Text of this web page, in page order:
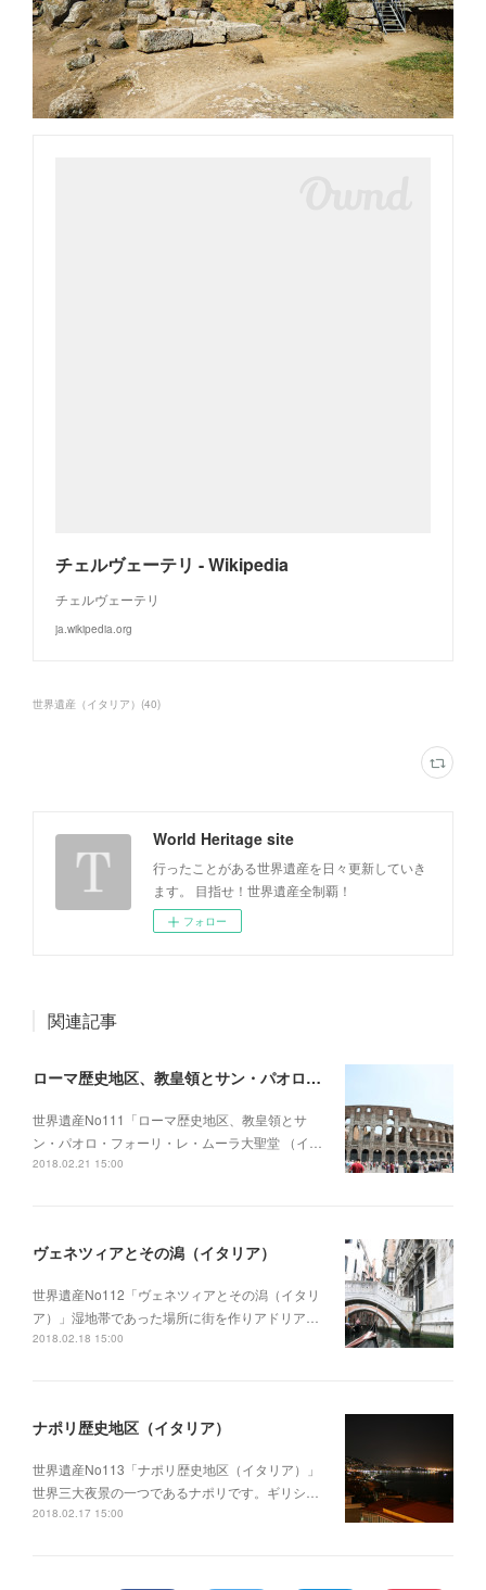
チェルヴェーテリ - Wikipedia
チェルヴェーテリ
ja.wikipedia.org
世界遺産（イタリア） (40)
World Heritage site
行ったことがある世界遺産を日々更新していき
ます。 目指せ！世界遺産全制覇！
フォロー
関連記事
ローマ歴史地区、教皇領とサン・パオロ・フォーリ・レ・ムーラ大聖堂 （イタリア・バチカン）
世界遺産No111「ローマ歴史地区、教皇領とサ
ン・パオロ・フォーリ・レ・ムーラ大聖堂 （イ…
2018.02.21 15:00
ヴェネツィアとその潟（イタリア）
世界遺産No112「ヴェネツィアとその潟（イタリ
ア）」湿地帯であった場所に街を作りアドリア…
2018.02.18 15:00
ナポリ歴史地区（イタリア）
世界遺産No113「ナポリ歴史地区（イタリア）」
世界三大夜景の一つであるナポリです。ギリシ…
2018.02.17 15:00